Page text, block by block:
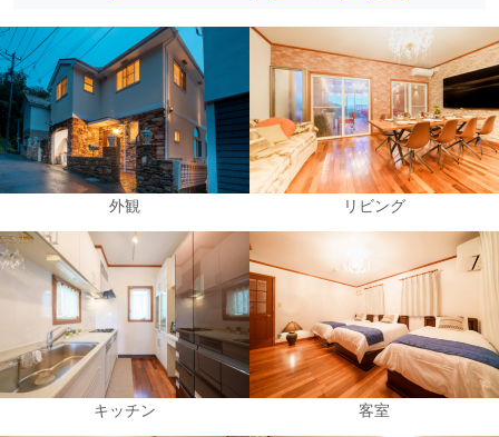
外観 リビング
キッチン 客室